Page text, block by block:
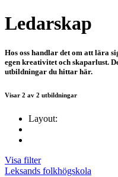
Ledarskap
Hos oss handlar det om att lära
egen kreativitet och skaparlust.
utbildningar du hittar här.
Visar 2 av 2 utbildningar
Layout:
Visa filter
Leksands folkhögskola